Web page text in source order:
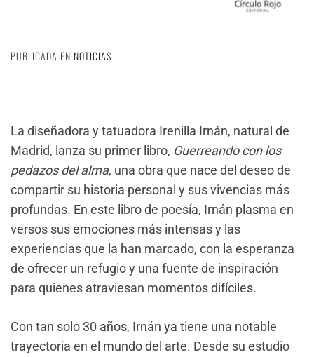
PUBLICADA EN NOTICIAS
La diseñadora y tatuadora Irenilla Irnán, natural de
Madrid, lanza su primer libro, Guerreando con los
pedazos del alma, una obra que nace del deseo de
compartir su historia personal y sus vivencias más
profundas. En este libro de poesía, Irnán plasma en
versos sus emociones más intensas y las
experiencias que la han marcado, con la esperanza
de ofrecer un refugio y una fuente de inspiración
para quienes atraviesan momentos difíciles.
Con tan solo 30 años, Irnán ya tiene una notable
trayectoria en el mundo del arte. Desde su estudio